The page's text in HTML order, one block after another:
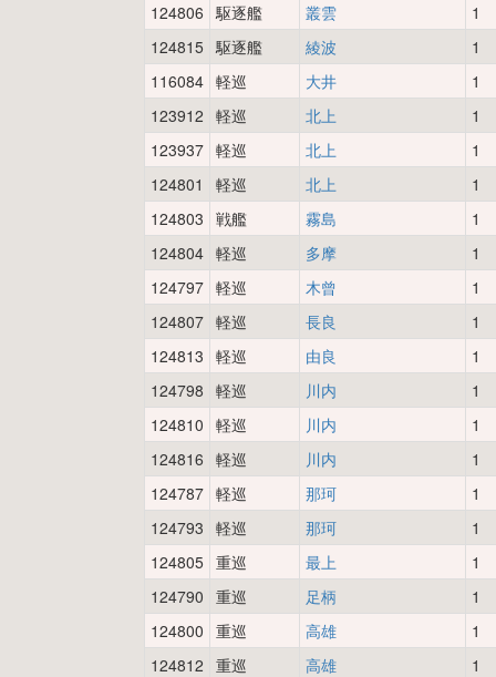
124806 駆逐艦 叢雲
1
124815 駆逐艦 綾波
1
116084 軽巡 大井
1
123912 軽巡 北上
1
123937 軽巡 北上
1
124801
軽巡 北上
1
124803 戦艦 霧島
1
124804 軽巡 多摩
1
124797 軽巡 木曾
1
124807 軽巡 長良
1
124813 軽巡 由良
1
124798 軽巡 川内
1
124810 軽巡 川内
1
124816 軽巡 川内
1
124787 軽巡 那珂
1
124793 軽巡 那珂
1
124805 重巡 最上
1
124790 重巡 足柄
1
124800 重巡 高雄
1
124812 重巡 高雄
1